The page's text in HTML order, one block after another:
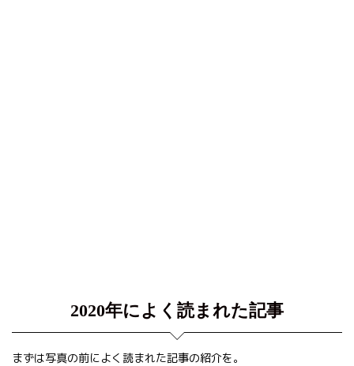
2020年によく読まれた記事
まずは写真の前によく読まれた記事の紹介を。